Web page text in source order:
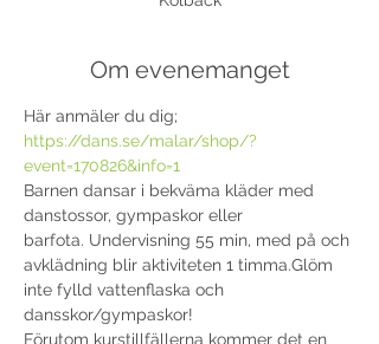
Om evenemanget
Här anmäler du dig;
https://dans.se/malar/shop/?
event=170826&info=1
Barnen dansar i bekväma kläder med
danstossor, gympaskor eller
barfota. Undervisning 55 min, med på och
avklädning blir aktiviteten 1 timma.Glöm
inte fylld vattenflaska och
dansskor/gympaskor!
Förutom kurstillfällerna kommer det en